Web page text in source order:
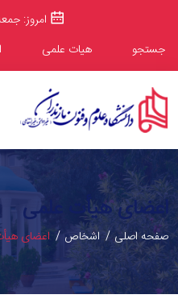
امروز: جمعه 16
جستجو
هیات علمی
اعضای هیأت علمی
صفحه اصلی اشخاص اعضای